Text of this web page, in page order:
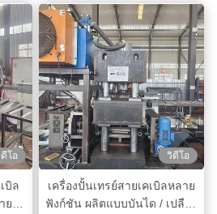
โอ
บิล
ย
วิดีโอ
เครื่องปั้นเทรย์สายเคเบิลหลาย
ฟังก์ชัน ผลิตแบบบันได / เปลือก